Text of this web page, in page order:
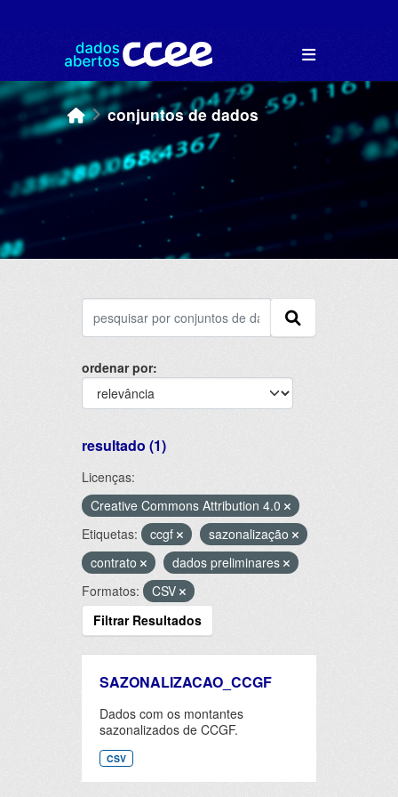
conjuntos de dados
ordenar por
resultado (1)
Licenças:
Creative Commons Attribution 4.0
Etiquetas:
ccgf
sazonalização
contrato
dados preliminares
Formatos:
CSV
Filtrar Resultados
SAZONALIZACAO_CCGF
Dados com os montantes
sazonalizados de CCGF.
CSV